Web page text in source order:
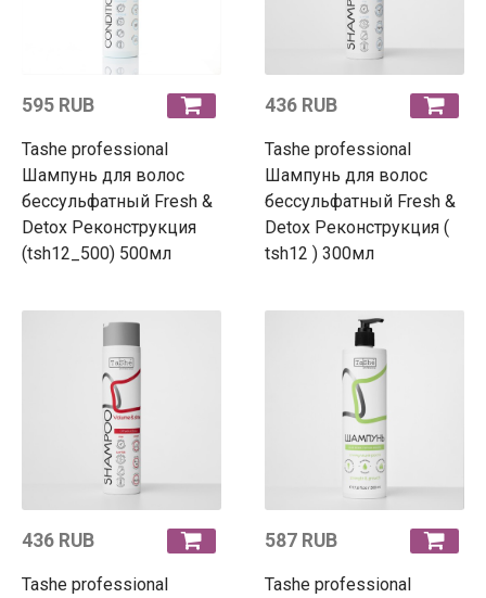
595 RUB
Tashe professional
Шампунь для волос
бессульфатный Fresh &
Detox Реконструкция
(tsh12_500) 500мл
436 RUB
Tashe professional
Шампунь для волос
бессульфатный Fresh &
Detox Реконструкция (
tsh12 ) 300мл
436 RUB
Tashe professional
587 RUB
Tashe professional